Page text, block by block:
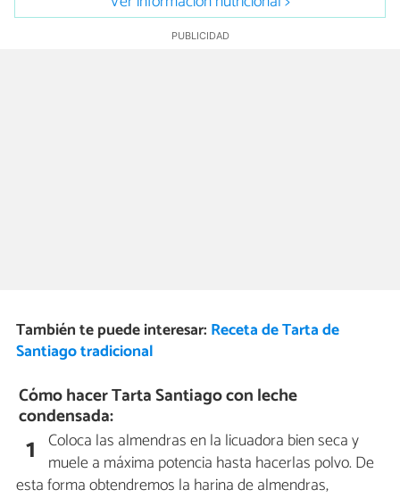
También te puede interesar: Receta de Tarta de
Santiago tradicional
Cómo hacer Tarta Santiago con leche
condensada:
1 Coloca las almendras en la licuadora bien seca y
muele a máxima potencia hasta hacerlas polvo. De
esta forma obtendremos la harina de almendras,